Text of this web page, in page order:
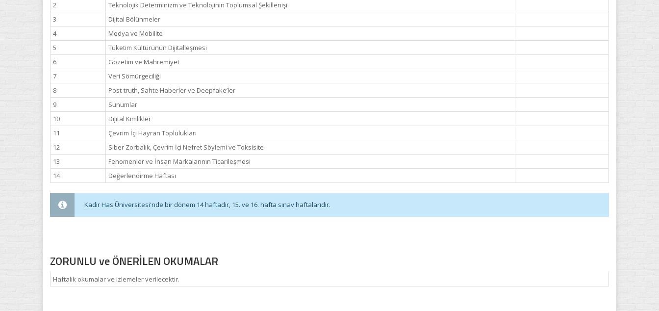
2
Teknolojik Determinizm ve Teknolojinin Toplumsal Şekillenişi
3
Dijital Bölünmeler
4
Medya ve Mobilite
5
Tüketim Kültürünün Dijitalleşmesi
6
Gözetim ve Mahremiyet
7
Veri Sömürgeciliği
8
Post-truth, Sahte Haberler ve Deepfake’ler
9
Sunumlar
10
Dijital Kimlikler
11
Çevrim İçi Hayran Toplulukları
12
Siber Zorbalık, Çevrim İçi Nefret Söylemi ve Toksisite
13
Fenomenler ve İnsan Markalarının Ticarileşmesi
14
Değerlendirme Haftası
Kadir Has Üniversitesi'nde bir dönem 14 haftadır, 15. ve 16. hafta sınav haftalarıdır.
ZORUNLU ve ÖNERİLEN OKUMALAR
Haftalık okumalar ve izlemeler verilecektir.